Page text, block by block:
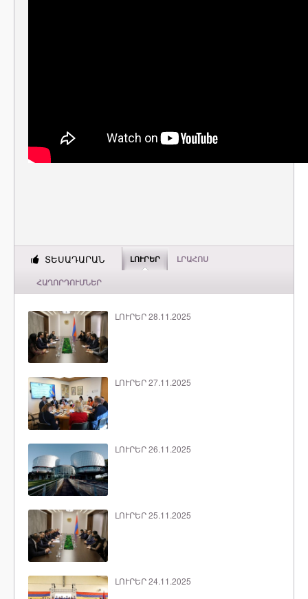
ՏԵՍԱԴԱՐԱՆ ԼՈՒՐԵՐ ԼՐԱՀՈՍ
ՀԱՂՈՐԴՈՒՄՆԵՐ
ԼՈՒՐԵՐ 28.11.2025
ԼՈՒՐԵՐ 27.11.2025
ԼՈՒՐԵՐ 26.11.2025
ԼՈՒՐԵՐ 25.11.2025
ԼՈՒՐԵՐ 24.11.2025